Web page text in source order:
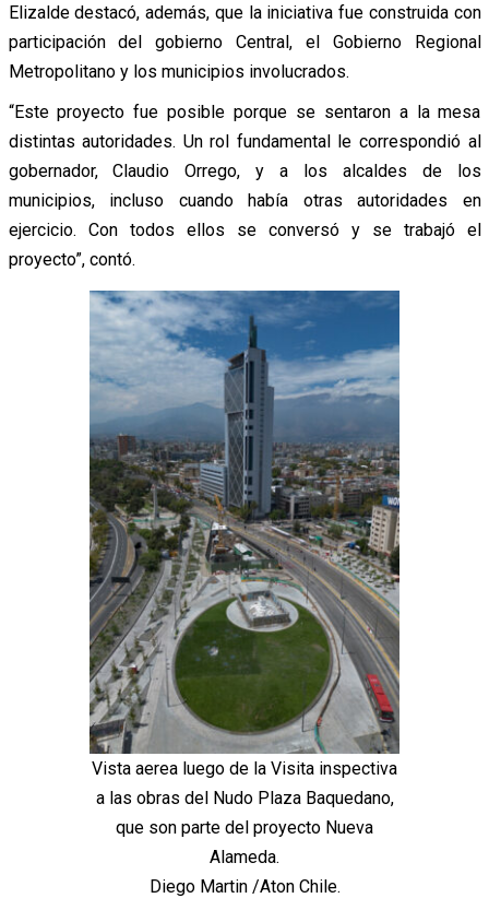
Elizalde destacó, además, que la iniciativa fue construida con
participación del gobierno Central, el Gobierno Regional
Metropolitano y los municipios involucrados.
“Este proyecto fue posible porque se sentaron a la mesa
distintas autoridades. Un rol fundamental le correspondió al
gobernador, Claudio Orrego, y a los alcaldes de los
municipios, incluso cuando había otras autoridades en
ejercicio. Con todos ellos se conversó y se trabajó el
proyecto”, contó.
Vista aerea luego de la Visita inspectiva
a las obras del Nudo Plaza Baquedano,
que son parte del proyecto Nueva
Alameda.
Diego Martin /Aton Chile.